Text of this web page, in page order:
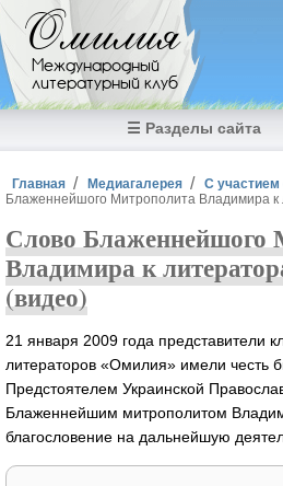
Перейти к основному содержанию
Омилия
Международный
литературный клуб
☰ Разделы сайта
Вы здесь
Главная Медиагалерея С
Блаженнейшого Митрополита Владимира
Слово Блаженнейшого
Владимира к
(видео)
21 января 2009 года представители
литераторов «Омилия» имели честь
Предстоятелем Украинской
Блаженнейшим митрополитом
благословение на дальнейшую